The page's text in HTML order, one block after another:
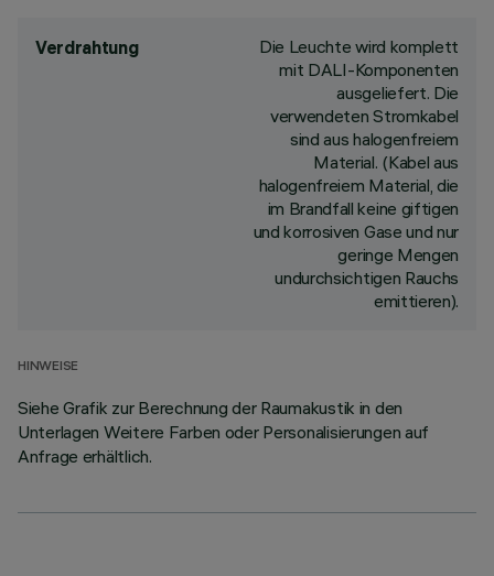
Verdrahtung
Die Leuchte wird komplett
mit DALI-Komponenten
ausgeliefert. Die
verwendeten Stromkabel
sind aus halogenfreiem
Material. (Kabel aus
halogenfreiem Material, die
im Brandfall keine giftigen
und korrosiven Gase und nur
geringe Mengen
undurchsichtigen Rauchs
emittieren).
HINWEISE
Siehe Grafik zur Berechnung der Raumakustik in den
Unterlagen Weitere Farben oder Personalisierungen auf
Anfrage erhältlich.